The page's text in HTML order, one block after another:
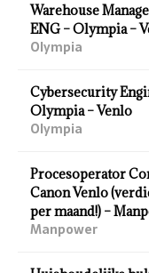
Warehouse
ENG – Olympia –
Olympia
Cybersecurity
Olympia – Venlo
Olympia
Procesoperator
Canon Venlo
per maand!) –
Manpower